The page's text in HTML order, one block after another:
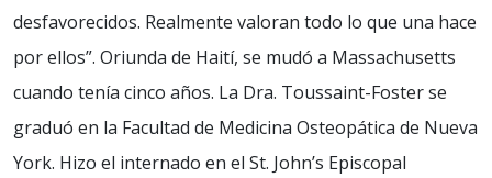
desfavorecidos. Realmente valoran todo lo que una hace
por ellos”. Oriunda de Haití, se mudó a Massachusetts
cuando tenía cinco años. La Dra. Toussaint-Foster se
graduó en la Facultad de Medicina Osteopática de Nueva
York. Hizo el internado en el St. John’s Episcopal